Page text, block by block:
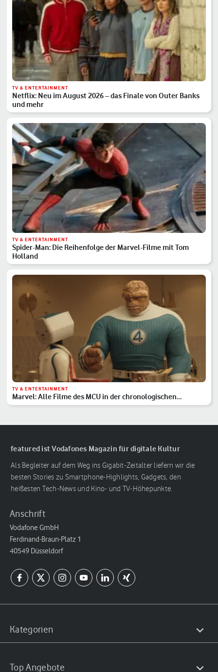
TV & ENTERTAINMENT
Netflix: Neu im August 2026 – das Finale von Outer Banks
und mehr
TV & ENTERTAINMENT
Spider-Man: Die Reihenfolge der Marvel-Filme mit Tom
Holland
TV & ENTERTAINMENT
Marvel: Alle Filme des MCU in der chronologischen
Reihenfolge
featured ist Vodafones Magazin für digitale Kultur
Als Begleiter auf dem Weg ins Gigabit-Zeitalter liefern wir die
besten Stories zu Smartphone-Highlights, Gadgets, den
heißesten Tech-News und Kino- und TV-Höhepunkte.
Anschrift
Vodafone GmbH
Ferdinand-Braun-Platz 1
40549 Düsseldorf
Kategorien
Top Angebote